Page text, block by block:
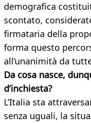
demografica
scontato,
firmataria della
forma questo
all’unanimità da
Da cosa nasce,
d’inchiesta?
L’Italia sta
senza uguali, la